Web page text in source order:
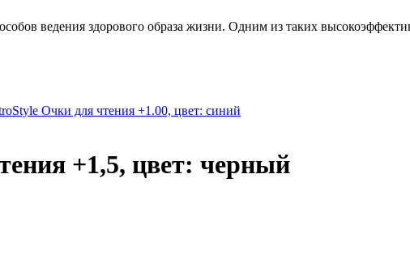
ведения здорового образа жизни. Одним из таких
Очки для чтения +1.00, цвет: синий
+1,5, цвет: черный